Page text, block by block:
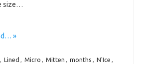
size…
»
, Lined , Micro , Mitten , months , N'Ice ,